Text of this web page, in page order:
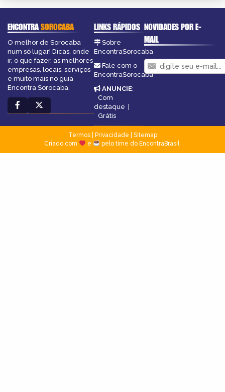
ENCONTRASOROCABA
O melhor de Sorocaba
num só lugar! Dicas, onde
ir, o que fazer, as melhores
empresas, locais, serviços
e muito mais no guia
Encontra Sorocaba.
LINKS RÁPIDOS
Sobre
EncontraSorocaba
Fale com o
EncontraSorocaba
ANUNCIE:
Com
destaque
Grátis
NOVIDADES POR E-
MAIL
Termos| Privacidade
Sitemap
Criado com
e pelo time do EncontraBrasil